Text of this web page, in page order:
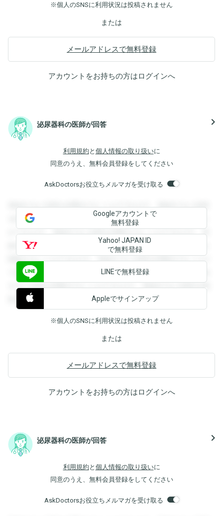
※個人のSNSに利用状況は投稿されません
または
メールアドレスで無料登録
アカウントをお持ちの方はログインへ
泌尿器科の医師が回答 navigate_next
利用規約 と 個人情報の取り扱いに
同意のうえ、無料会員登録をしてください
AskDoctorsお役立ちメルマガを受け取る
登録すると回答を閲覧することができます。登録すると回答
を閲覧することができます。登録すると回答を閲覧すること
ができます。登録すると回答を閲覧することができます。登
録すると回答を閲覧することができます。登録すると回答を
閲覧することができます。登録すると回答を閲覧することが
できます。登録すると回答を閲覧することができます。登録
すると回答を閲覧することができます。登録すると回答を閲
覧することができます。
Googleアカウントで
無料登録
Yahoo! JAPAN ID
で無料登録
LINEで無料登録
Appleでサインアップ
※個人のSNSに利用状況は投稿されません
または
メールアドレスで無料登録
アカウントをお持ちの方はログインへ
泌尿器科の医師が回答 navigate_next
利用規約 と 個人情報の取り扱いに
同意のうえ、無料会員登録をしてください
AskDoctorsお役立ちメルマガを受け取る